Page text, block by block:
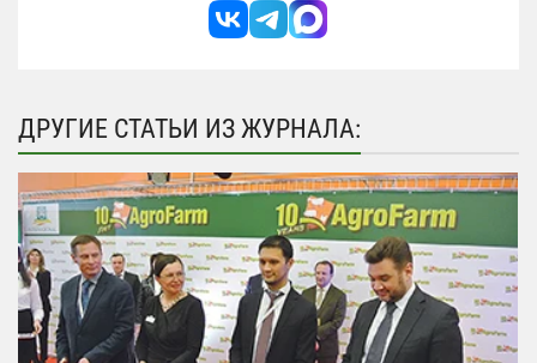
ДРУГИЕ СТАТЬИ ИЗ ЖУРНАЛА: